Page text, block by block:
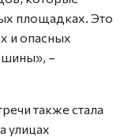
площадках. Это
и опасных
шины», –
также стала
улицах